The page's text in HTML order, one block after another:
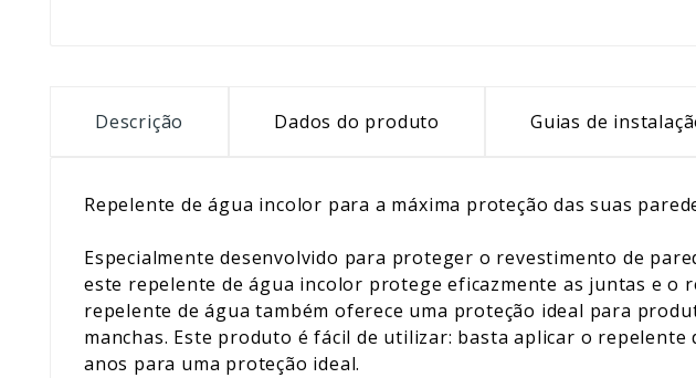
Descrição Dados do produto Guias de
Repelente de água incolor para a máxima proteção das suas
Especialmente desenvolvido para proteger o revestimento de
este repelente de água incolor protege eficazmente as juntas e
repelente de água também oferece uma proteção ideal para
manchas. Este produto é fácil de utilizar: basta aplicar o
anos para uma proteção ideal.